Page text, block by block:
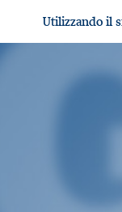
Utilizzando il